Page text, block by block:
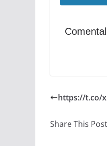
https://t.co/
Share This